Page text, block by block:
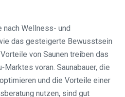
nach Wellness- und
das gesteigerte Bewusstsein
von Saunen treiben das
Marktes voran. Saunabauer, die
und die Vorteile einer
nutzen, sind gut